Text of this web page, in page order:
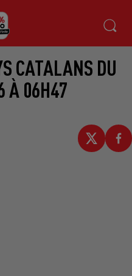
CATALANS DU
À 06H47